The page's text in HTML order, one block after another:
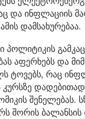
და ინფლაციის
დამსახურებაა.
პოლიტიკის
აფერხებს და
ტოვებს, რაც
დადებითად
შენელებას.
შორის